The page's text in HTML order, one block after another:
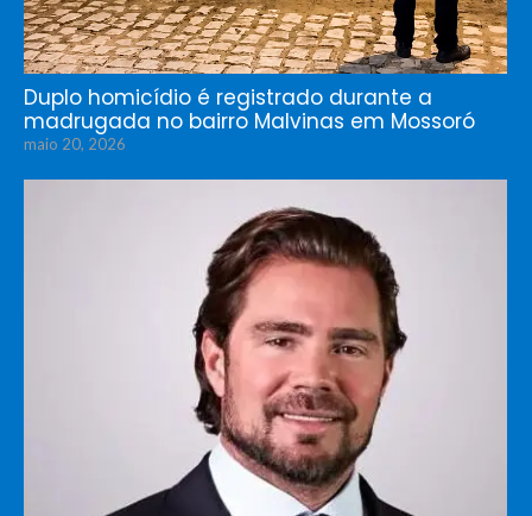
Duplo homicídio é registrado durante a
madrugada no bairro Malvinas em Mossoró
maio 20, 2026